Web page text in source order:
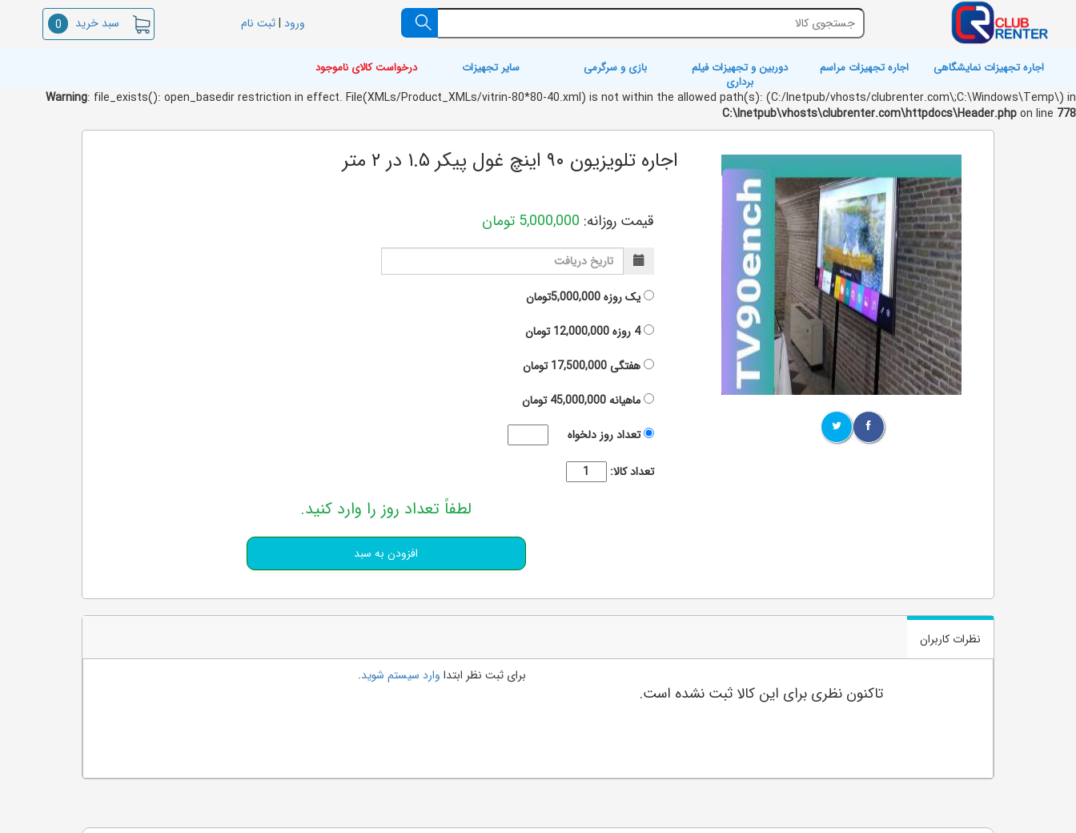
ورود |ثبت نام سبد خرید 0
اجاره تجهیزات نمایشگاهی اجاره تجهیزات مراسم
دوربین و تجهیزات فیلم
برداری
بازی و سرگرمی سایر تجهیزات درخواست کالای ناموجود
Warning: file_exists(): open_basedir restriction in effect. File(XMLs/Product_XMLs/vitrin-80*80-40.xml) is not within the allowed path(s): (C:/Inetpub/vhosts/clubrenter.com\;C:\Windows\Temp\) in
C:\Inetpub\vhosts\clubrenter.com\httpdocs\Header.phpon line 778
اجاره تلویزیون ۹۰ اینچ غول پیکر ۱.۵ در ۲ متر
قیمت روزانه: 5,000,000 تومان
یک روزه5,000,000تومان
4 روزه
12,000,000تومان
هفتگی17,500,000تومان
ماهیانه45,000,000تومان
تعداد روز دلخواه
تعداد کالا:
لطفاً تعداد روز را وارد کنید.
نظرات کاربران
تاکنون نظری برای این کالا ثبت نشده است.
برای ثبت نظر ابتدا وارد سیستم شوید.